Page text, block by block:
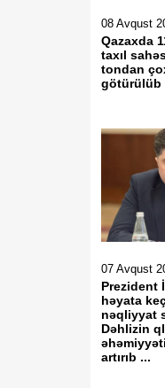
08 Avqust
Qazaxda
taxıl
tondan
götürülüb
07 Avqust
Prezident
həyata
nəqliyyat
Dəhlizin
artırıb ...